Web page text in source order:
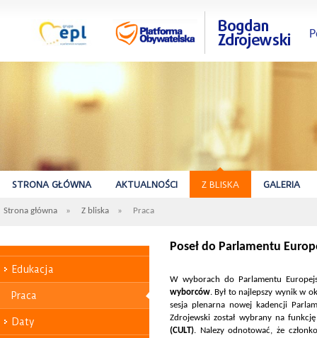
STRONA GŁÓWNA AKTUALNOŚCI Z BLISKA GALERIA
Strona główna » Z bliska » Praca
Edukacja
Praca
Daty
Poseł do Parlamentu
W wyborach do Parlamentu
wyborców. Był to najlepszy wynik w
sesja plenarna nowej kadencji
Zdrojewski został wybrany na
(CULT). Nalezy odnotować, że